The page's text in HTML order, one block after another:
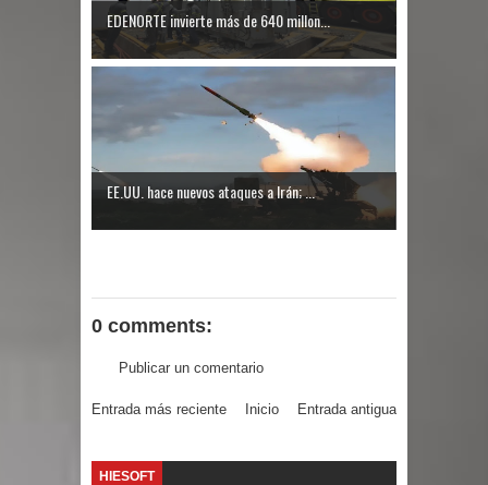
EDENORTE invierte más de 640 millon...
EE.UU. hace nuevos ataques a Irán; ...
0 comments:
Publicar un comentario
Entrada más reciente Entrada antigua
Inicio
HIESOFT